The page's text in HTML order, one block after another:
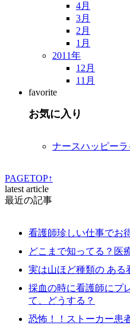
4月
3月
2月
1月
2011年
12月
11月
favorite
お気に入り
ナースハッピーラ
PAGETOP↑
latest article
最近の記事
看護師珍しい仕事でお
どこまで知ってる？医
実は山ほど種類の ある
採血の時に看護師にプ
て、どうする？
恐怖！！ストーカー患